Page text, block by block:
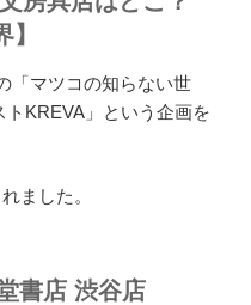
「マツコの知らない世
KREVA」という企画を
ました。
書店 渋谷店